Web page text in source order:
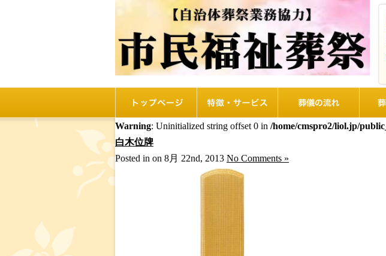
Warning: Uninitialized string offset 0 in /home/cmspro2/liol.jp/
白木位牌
Posted in on 8月 22nd, 2013 No Comments »